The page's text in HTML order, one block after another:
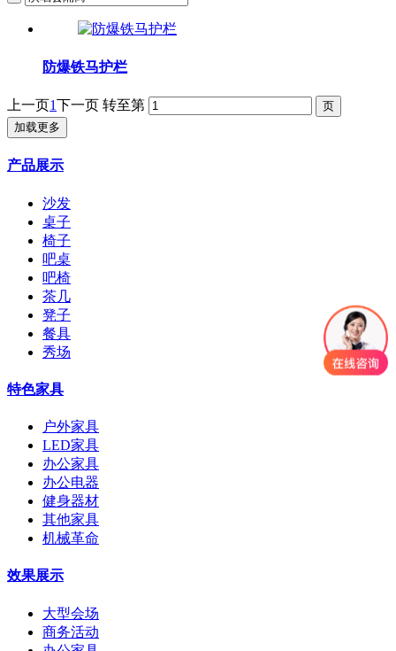
防爆铁马护栏
上一页1下一页 转至第
加载更多
产品展示
沙发
桌子
椅子
吧桌
吧椅
茶几
凳子
餐具
秀场
特色家具
户外家具
LED家具
办公家具
办公电器
健身器材
其他家具
机械革命
效果展示
大型会场
商务活动